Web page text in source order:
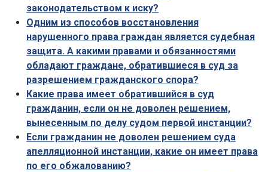
законодательством к иску?
Одним из способов восстановления
нарушенного права граждан является судебная
защита. А какими правами и обязанностями
обладают граждане, обратившиеся в суд за
разрешением гражданского спора?
Какие права имеет обратившийся в суд
гражданин, если он не доволен решением,
вынесенным по делу судом первой инстанции?
Если гражданин не доволен решением суда
апелляционной инстанции, какие он имеет права
по его обжалованию?